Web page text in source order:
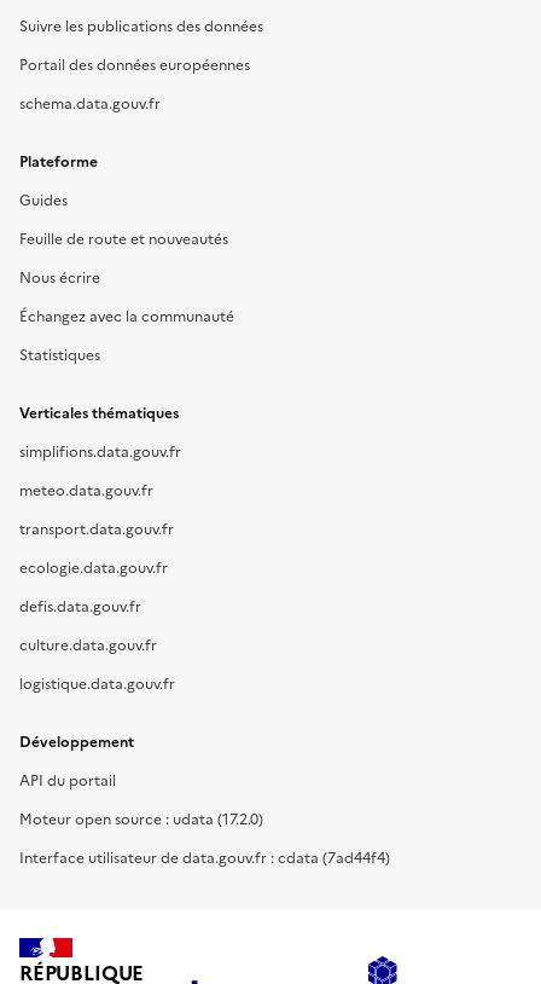
Suivre les publications des données
Portail des données européennes
schema.data.gouv.fr
Plateforme
Guides
Feuille de route et nouveautés
Nous écrire
Échangez avec la communauté
Statistiques
Verticales thématiques
simplifions.data.gouv.fr
meteo.data.gouv.fr
transport.data.gouv.fr
ecologie.data.gouv.fr
defis.data.gouv.fr
culture.data.gouv.fr
logistique.data.gouv.fr
Développement
API du portail
Moteur open source : udata (17.2.0)
Interface utilisateur de data.gouv.fr : cdata (7ad44f4)
RÉPUBLIQUE